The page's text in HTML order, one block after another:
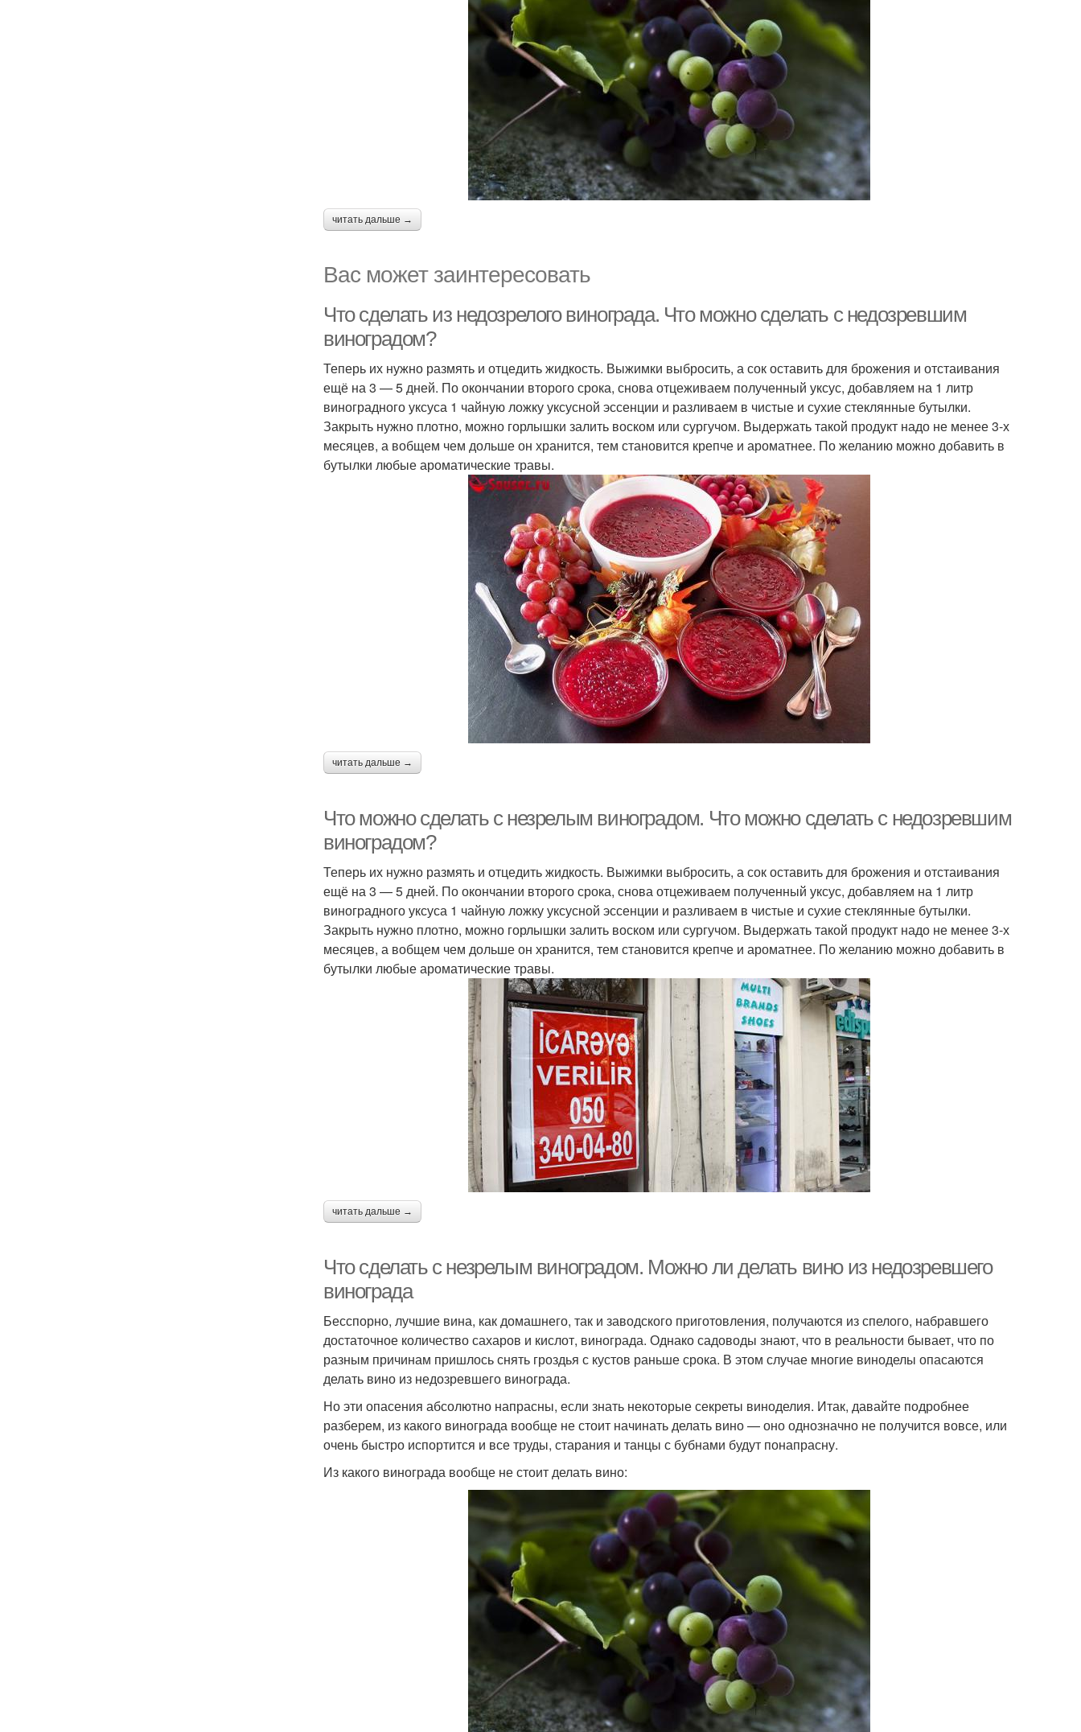
читать дальше →
Вас может заинтересовать
Что сделать из недозрелого винограда. Что можно сделать с недозревшим
виноградом?
Теперь их нужно размять и отцедить жидкость. Выжимки выбросить, а сок оставить для брожения и отстаивания
ещё на 3 — 5 дней. По окончании второго срока, снова отцеживаем полученный уксус, добавляем на 1 литр
виноградного уксуса 1 чайную ложку уксусной эссенции и разливаем в чистые и сухие стеклянные бутылки.
Закрыть нужно плотно, можно горлышки залить воском или сургучом. Выдержать такой продукт надо не менее 3-х
месяцев, а вобщем чем дольше он хранится, тем становится крепче и ароматнее. По желанию можно добавить в
бутылки любые ароматические травы.
читать дальше →
Что можно сделать с незрелым виноградом. Что можно сделать с недозревшим
виноградом?
Теперь их нужно размять и отцедить жидкость. Выжимки выбросить, а сок оставить для брожения и отстаивания
ещё на 3 — 5 дней. По окончании второго срока, снова отцеживаем полученный уксус, добавляем на 1 литр
виноградного уксуса 1 чайную ложку уксусной эссенции и разливаем в чистые и сухие стеклянные бутылки.
Закрыть нужно плотно, можно горлышки залить воском или сургучом. Выдержать такой продукт надо не менее 3-х
месяцев, а вобщем чем дольше он хранится, тем становится крепче и ароматнее. По желанию можно добавить в
бутылки любые ароматические травы.
читать дальше →
Что сделать с незрелым виноградом. Можно ли делать вино из недозревшего
винограда
Бесспорно, лучшие вина, как домашнего, так и заводского приготовления, получаются из спелого, набравшего
достаточное количество сахаров и кислот, винограда. Однако садоводы знают, что в реальности бывает, что по
разным причинам пришлось снять гроздья с кустов раньше срока. В этом случае многие виноделы опасаются
делать вино из недозревшего винограда.
Но эти опасения абсолютно напрасны, если знать некоторые секреты виноделия. Итак, давайте подробнее
разберем, из какого винограда вообще не стоит начинать делать вино — оно однозначно не получится вовсе, или
очень быстро испортится и все труды, старания и танцы с бубнами будут понапрасну.
Из какого винограда вообще не стоит делать вино: